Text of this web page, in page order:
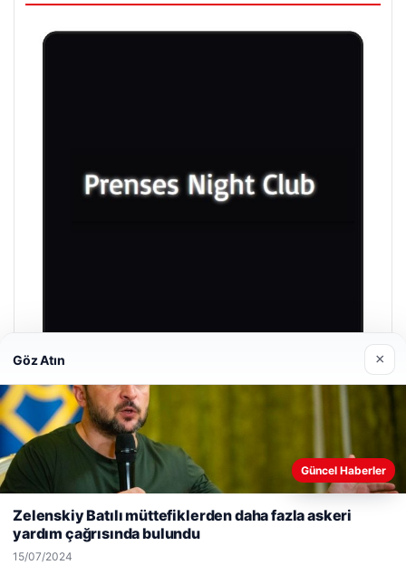
Prenses Night Club
29/04/2026
© 2026 Haber Gezgin
Web sitemizi nasıl kullandığınızı daha iyi anlayabilmek,
kullanıyoruz.Çerez Politikamız
Reddet
Göz Atın ×
Güncel Haberler
Zelenskiy Batılı müttefiklerden daha fazla askeri
yardım çağrısında bulundu
15/07/2024